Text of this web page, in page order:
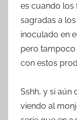
es cuando los
sagradas a
inoculado en
pero tampoco
con estos
Sshh, y si aún
viendo al